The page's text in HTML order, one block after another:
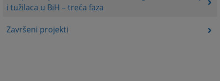
i tužilaca u BiH – treća faza
Završeni projekti